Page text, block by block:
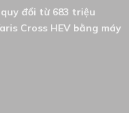
đổi từ 683 triệu
Cross HEV bằng máy